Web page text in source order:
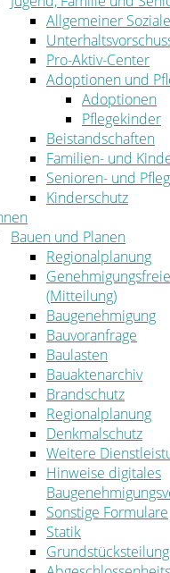
Allgemeiner
Pro-Aktiv-Center
Adoptionen und
Adoptionen
Pflegekinder
Beistandschaften
Familien- und
Senioren- und
Kinderschutz
Bauen und Planen
Regionalplanung
(Mitteilung)
Baugenehmigung
Bauvoranfrage
Baulasten
Bauaktenarchiv
Brandschutz
Regionalplanung
Denkmalschutz
Weitere
Hinweise digitales
Sonstige Formulare
Statik
Grundstücksteilung